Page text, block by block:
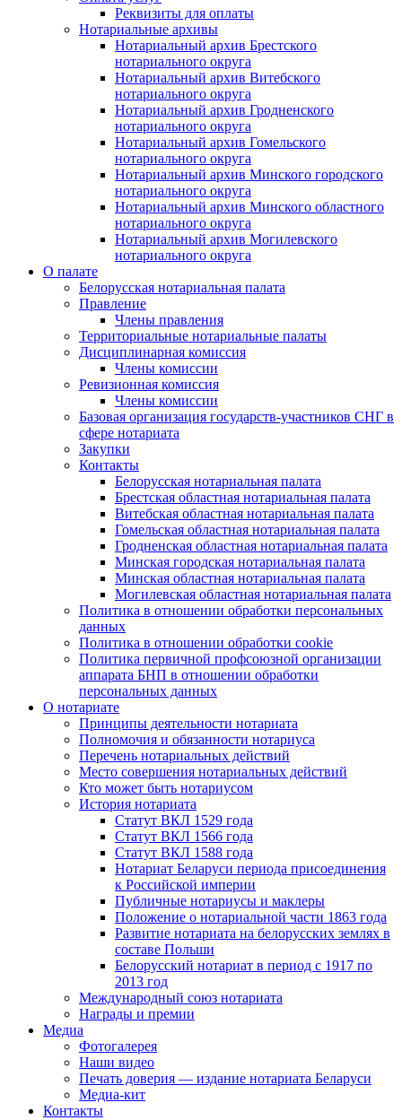
Реквизиты для оплаты
Нотариальные архивы
Нотариальный архив Брестского
нотариального округа
Нотариальный архив Витебского
нотариального округа
Нотариальный архив Гродненского
нотариального округа
Нотариальный архив Гомельского
нотариального округа
Нотариальный архив Минского городского
нотариального округа
Нотариальный архив Минского областного
нотариального округа
Нотариальный архив Могилевского
нотариального округа
О палате
Белорусская нотариальная палата
Правление
Члены правления
Территориальные нотариальные палаты
Дисциплинарная комиссия
Члены комиссии
Ревизионная комиссия
Члены комиссии
Базовая организация государств-участников СНГ в
сфере нотариата
Закупки
Контакты
Белорусская нотариальная палата
Брестская областная нотариальная палата
Витебская областная нотариальная палата
Гомельская областная нотариальная палата
Гродненская областная нотариальная палата
Минская городская нотариальная палата
Минская областная нотариальная палата
Могилевская областная нотариальная палата
Политика в отношении обработки персональных
данных
Политика в отношении обработки cookie
Политика первичной профсоюзной организации
аппарата БНП в отношении обработки
персональных данных
О нотариате
Принципы деятельности нотариата
Полномочия и обязанности нотариуса
Перечень нотариальных действий
Место совершения нотариальных действий
Кто может быть нотариусом
История нотариата
Статут ВКЛ 1529 года
Статут ВКЛ 1566 года
Статут ВКЛ 1588 года
Нотариат Беларуси периода присоединения
к Российской империи
Публичные нотариусы и маклеры
Положение о нотариальной части 1863 года
Развитие нотариата на белорусских землях в
составе Польши
Белорусский нотариат в период с 1917 по
2013 год
Международный союз нотариата
Награды и премии
Медиа
Фотогалерея
Наши видео
Печать доверия — издание нотариата Беларуси
Медиа-кит
Контакты